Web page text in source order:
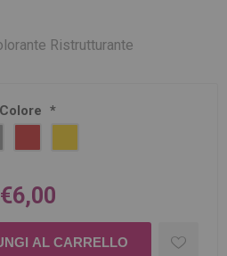
Ristrutturante
Colore *
€6,00